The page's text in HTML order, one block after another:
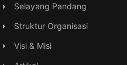
Selayang Pandang
Struktur Organisasi
Visi & Misi